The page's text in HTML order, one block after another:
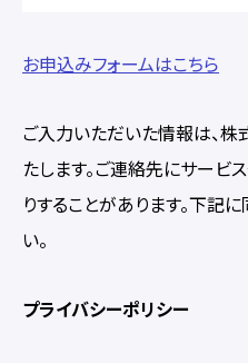
お申込みフォームはこちら
ご入力いただいた情報は、
たします。ご連絡先にサービ
りすることがあります。下記
い。
プライバシーポリシー